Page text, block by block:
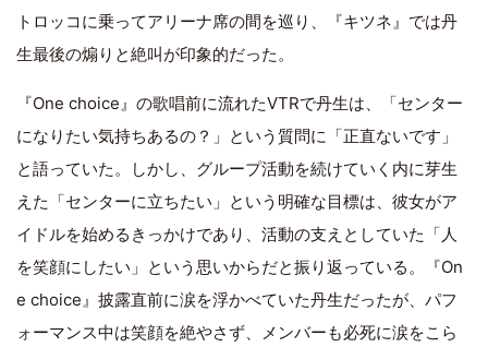
トロッコに乗ってアリーナ席の間を巡り、『キツネ』では丹
生最後の煽りと絶叫が印象的だった。
『One choice』の歌唱前に流れたVTRで丹生は、「センター
になりたい気持ちあるの？」という質問に「正直ないです」
と語っていた。しかし、グループ活動を続けていく内に芽生
えた「センターに立ちたい」という明確な目標は、彼女がア
イドルを始めるきっかけであり、活動の支えとしていた「人
を笑顔にしたい」という思いからだと振り返っている。『On
e choice』披露直前に涙を浮かべていた丹生だったが、パフ
ォーマンス中は笑顔を絶やさず、メンバーも必死に涙をこら